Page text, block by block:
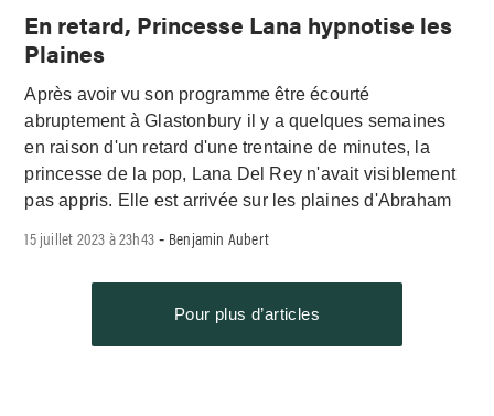
En retard, Princesse Lana hypnotise les
Plaines
Après avoir vu son programme être écourté
abruptement à Glastonbury il y a quelques semaines
en raison d'un retard d'une trentaine de minutes, la
princesse de la pop, Lana Del Rey n'avait visiblement
pas appris. Elle est arrivée sur les plaines d'Abraham
15 juillet 2023 à 23h43 - Benjamin Aubert
Pour plus d’articles